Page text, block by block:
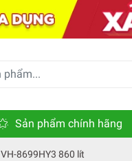
Sản phẩm chính hãng
8699HY3 860 lít